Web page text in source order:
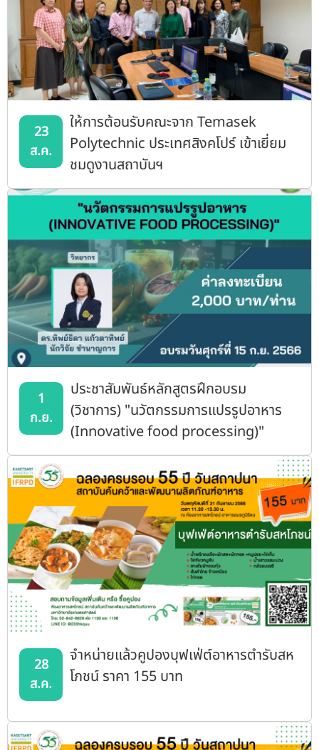
23
ส.ค.
ให้การต้อนรับคณะจาก Temasek
Polytechnic ประเทศสิงคโปร์ เข้าเยี่ยม
ชมดูงานสถาบันฯ
1
ก.ย.
ประชาสัมพันธ์หลักสูตรฝึกอบรม
(วิชาการ) "นวัตกรรมการแปรรูปอาหาร
(Innovative food processing)"
28
ส.ค.
จำหน่ายแล้วคูปองบุฟเฟ่ต์อาหารตำรับสห
โภชน์ ราคา 155 บาท